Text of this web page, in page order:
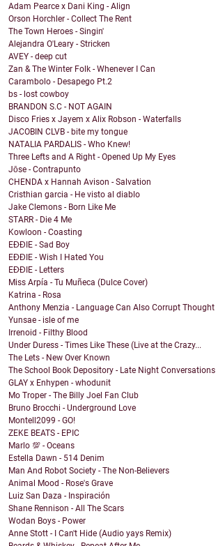
Adam Pearce x Dani King - Align
Orson Horchler - Collect The Rent
The Town Heroes - Singin'
Alejandra O'Leary - Stricken
AVEY - deep cut
Zan & The Winter Folk - Whenever I Can
Carambolo - Desapego Pt.2
bs - lost cowboy
BRANDON S.C - NOT AGAIN
Disco Fries x Jayem x Alix Robson - Waterfalls
JACOBIN CLVB - bite my tongue
NATALIA PARDALIS - Who Knew!
Three Lefts and A Right - Opened Up My Eyes
Jōse - Contrapunto
CHENDA x Hannah Avison - Salvation
Cristhian garcia - He visto al diablo
Jake Clemons - Born Like Me
STARR - Die 4 Me
Kowloon - Coasting
EĐĐIE - Sad Boy
EĐĐIE - Wish I Hated You
EĐĐIE - Letters
Miss Arpía - Tu Muñeca (Dulce Cover)
Katrina - Rosa
Anthony Menzia - Language Can Also Corrupt Thought
Yunsae - isle of me
Irrenoid - Filthy Blood
Under Duress - Times Like These (Live at the Crazy...
The Lets - New Over Known
The School Book Depository - Late Night Conversations
GLAY x Enhypen - whodunit
Mo Troper - The Billy Joel Fan Club
Bruno Brocchi - Underground Love
Montell2099 - GO!
ZEKE BEATS - EPIC
Marlo 💯 - Oceans
Estella Dawn - 514 Denim
Man And Robot Society - The Non-Believers
Animal Mood - Rose's Grave
Luiz San Daza - Inspiración
Shane Rennison - All The Scars
Wodan Boys - Power
Anne Stott - I Can't Hide (Audio yays Remix)